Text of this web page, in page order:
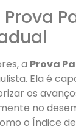
a Prova
Ela é
os
no
o Índice